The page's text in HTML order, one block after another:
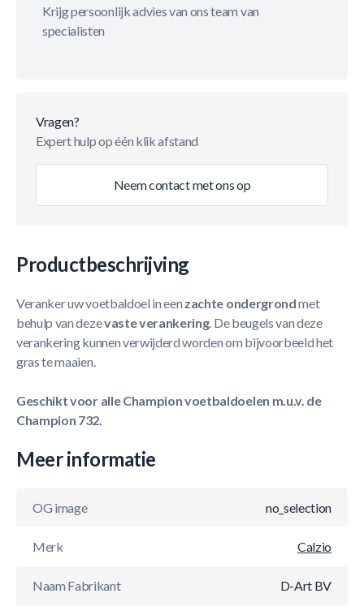
Krijg persoonlijk advies van ons team van
specialisten
Vragen?
Expert hulp op één klik afstand
Neem contact met ons op
Productbeschrijving
Veranker uw voetbaldoel in een zachte ondergrondmet
behulp van dezevasteverankering. De beugels van deze
verankering kunnen verwijderd worden om bijvoorbeeld het
gras te maaien.
Geschikt voor alle Champion voetbaldoelen m.u.v. de
Champion 732.
Meer informatie
OG image no_selection
Merk Calzio
Naam Fabrikant D-Art BV